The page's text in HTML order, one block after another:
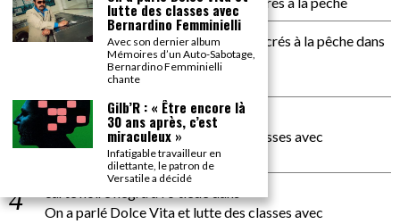
Dans le vortex des jeux vidéos consacrés à la pêchedans
PACÔME THIELLEMENT
La séance d’Hip Gnose
La Patrie
dans
On a parlé Dolce Vita et lutte des classes avec
Bernardino Femminielli
On a parlé Dolce Vita et lutte des classes avec
lutte des classes avec
Bernardino Femminielli
Avec son dernier album
Mémoires d’un Auto-Sabotage,
Bernardino Femminielli
chante
Gilb’R : « Être encore là
30 ans après, c’est
miraculeux »
Infatigable travailleur en
dilettante, le patron de
Versatile a décidé